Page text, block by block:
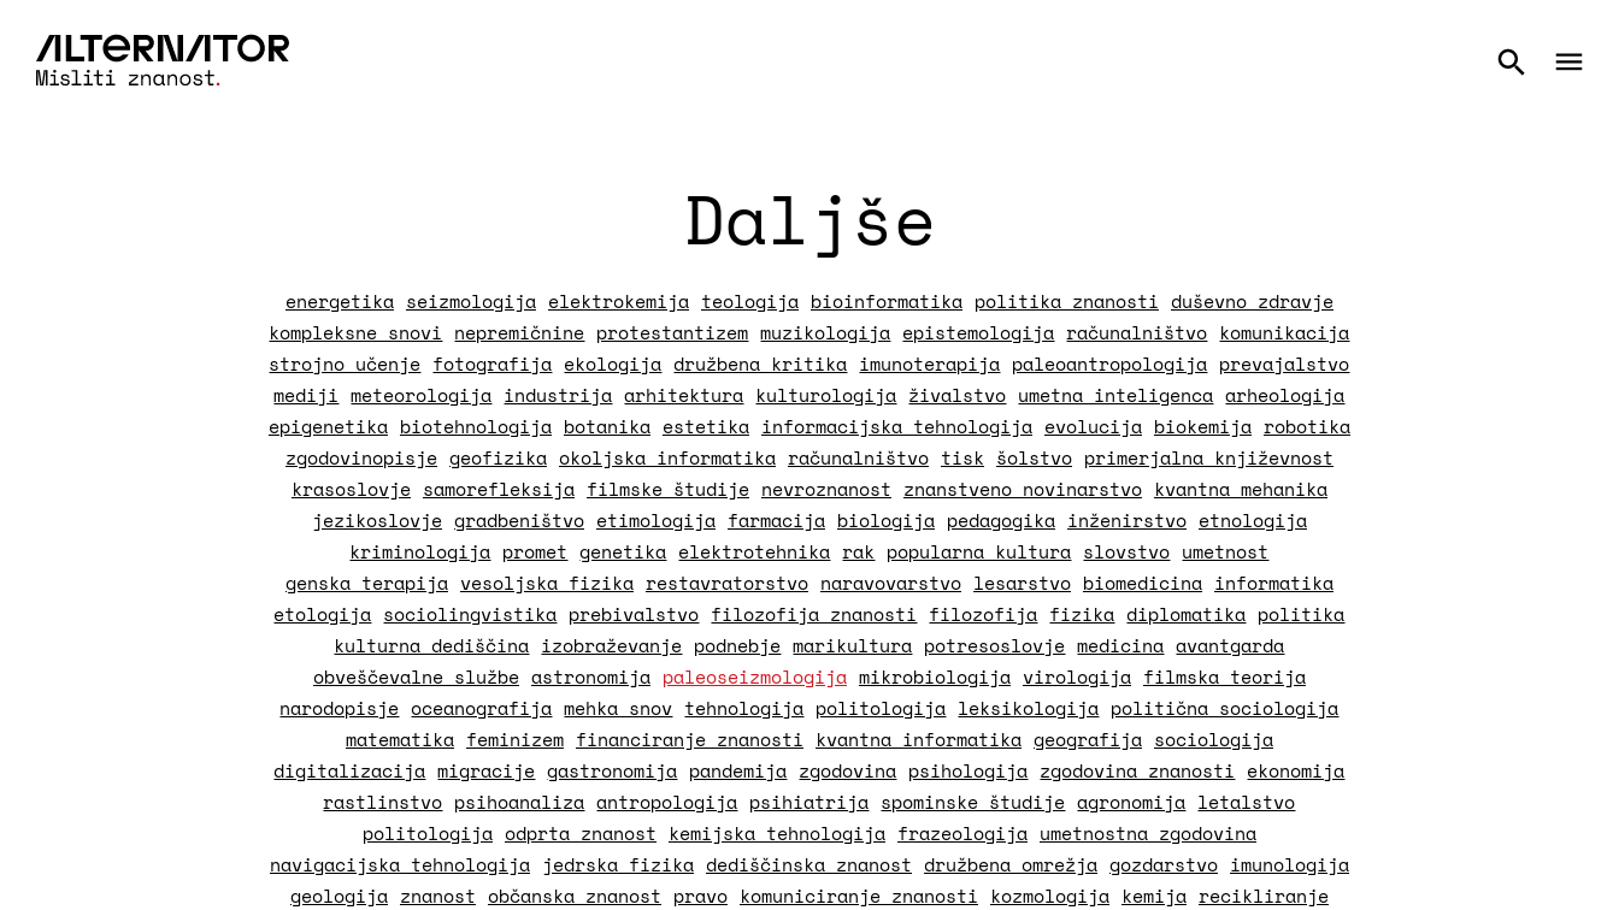
Daljše
energetika seizmologija elektrokemija teologija bioinformatika politika znanosti duševno zdravje
kompleksne snovi nepremičnine protestantizem muzikologija epistemologija računalništvo komunikacija
strojno učenje fotografija ekologija družbena kritika imunoterapija paleoantropologija prevajalstvo
mediji meteorologija industrija arhitektura kulturologija živalstvo umetna inteligenca arheologija
epigenetika biotehnologija botanika estetika informacijska tehnologija evolucija biokemija robotika
zgodovinopisje geofizika okoljska informatika računalništvo tisk šolstvo primerjalna književnost
krasoslovje samorefleksija filmske študije nevroznanost znanstveno novinarstvo kvantna mehanika
jezikoslovje gradbeništvo etimologija farmacija biologija pedagogika inženirstvo etnologija
kriminologija promet genetika elektrotehnika rak popularna kultura slovstvo umetnost
genska terapija vesoljska fizika restavratorstvo naravovarstvo lesarstvo biomedicina informatika
etologija sociolingvistika prebivalstvo filozofija znanosti filozofija fizika diplomatika politika
kulturna dediščina izobraževanje podnebje marikultura potresoslovje medicina avantgarda
obveščevalne službe astronomija paleoseizmologija mikrobiologija virologija filmska teorija
narodopisje oceanografija mehka snov tehnologija politologija leksikologija politična sociologija
matematika feminizem financiranje znanosti kvantna informatika geografija sociologija
digitalizacija migracije gastronomija pandemija zgodovina psihologija zgodovina znanosti ekonomija
rastlinstvo psihoanaliza antropologija psihiatrija spominske študije agronomija letalstvo
politologija odprta znanost kemijska tehnologija frazeologija umetnostna zgodovina
navigacijska tehnologija jedrska fizika dediščinska znanost družbena omrežja gozdarstvo imunologija
geologija znanost občanska znanost pravo komuniciranje znanosti kozmologija kemija recikliranje